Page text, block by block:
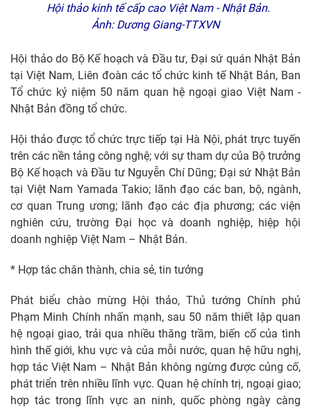
Hội thảo kinh tế cấp cao Việt Nam - Nhật Bản.
Ảnh: Dương Giang-TTXVN
Hội thảo do Bộ Kế hoạch và Đầu tư, Đại sứ quán Nhật Bản
tại Việt Nam, Liên đoàn các tổ chức kinh tế Nhật Bản, Ban
Tổ chức kỷ niệm 50 năm quan hệ ngoại giao Việt Nam -
Nhật Bản đồng tổ chức.
Hội thảo được tổ chức trực tiếp tại Hà Nội, phát trực tuyến
trên các nền tảng công nghệ; với sự tham dự của Bộ trưởng
Bộ Kế hoạch và Đầu tư Nguyễn Chí Dũng; Đại sứ Nhật Bản
tại Việt Nam Yamada Takio; lãnh đạo các ban, bộ, ngành,
cơ quan Trung ương; lãnh đạo các địa phương; các viện
nghiên cứu, trường Đại học và doanh nghiệp, hiệp hội
doanh nghiệp Việt Nam – Nhật Bản.
* Hợp tác chân thành, chia sẻ, tin tưởng
Phát biểu chào mừng Hội thảo, Thủ tướng Chính phủ
Phạm Minh Chính nhấn mạnh, sau 50 năm thiết lập quan
hệ ngoại giao, trải qua nhiều thăng trầm, biến cố của tình
hình thế giới, khu vực và của mỗi nước, quan hệ hữu nghị,
hợp tác Việt Nam – Nhật Bản không ngừng được củng cố,
phát triển trên nhiều lĩnh vực. Quan hệ chính trị, ngoại giao;
hợp tác trong lĩnh vực an ninh, quốc phòng ngày càng